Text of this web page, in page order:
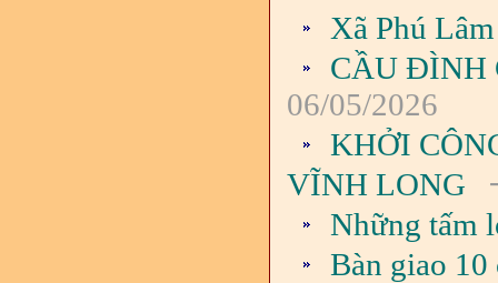
Xã Phú
CẦU ĐÌNH
06/05/2026
KHỞI
VĨNH LONG
Những tấm
Bàn giao 10